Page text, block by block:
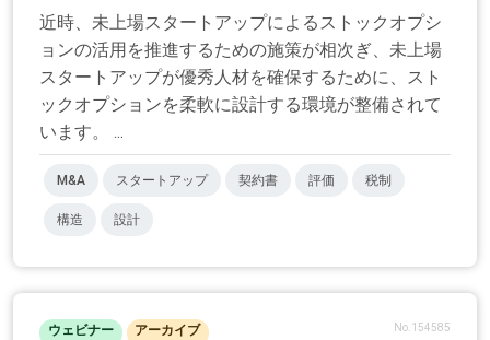
近時、未上場スタートアップによるストックオプシ
ョンの活用を推進するための施策が相次ぎ、未上場
スタートアップが優秀人材を確保するために、スト
ックオプションを柔軟に設計する環境が整備されて
います。 ...
M&A スタートアップ 契約書 評価 税制
構造 設計
ウェビナー アーカイブ No.154585